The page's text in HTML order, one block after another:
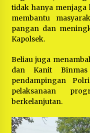
tidak hanya
membantu
pangan dan
Kapolsek.
Beliau juga
dan Kanit
pendampingan
pelaksanaan
berkelanjutan.